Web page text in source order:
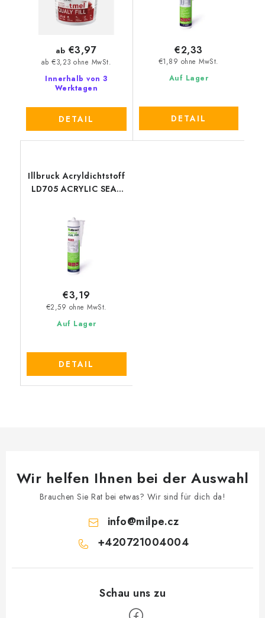
Innerhalb von 3
Werktagen
ab €3,23 ohne MwSt.
ab €3,97
DETAIL
Auf Lager
€1,89 ohne MwSt.
€2,33
DETAIL
Illbruck Acryldichtstoff
LD705 ACRYLIC SEAL
Auf Lager
€2,59 ohne MwSt.
€3,19
DETAIL
Wir helfen Ihnen bei der Auswahl
Brauchen Sie Rat bei etwas? Wir sind für dich da!
info@milpe.cz
+420721004004